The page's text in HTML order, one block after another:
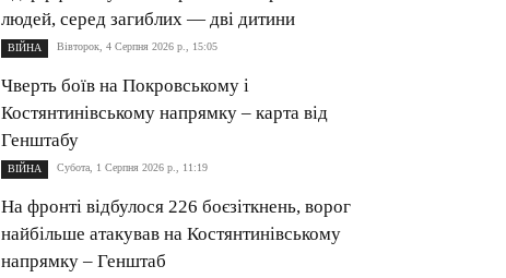
людей, серед загиблих — дві дитини
ВІЙНА Вівторок, 4 Серпня 2026 р., 15:05
Чверть боїв на Покровському і
Костянтинівському напрямку – карта від
Генштабу
ВІЙНА Субота, 1 Серпня 2026 р., 11:19
На фронті відбулося 226 боєзіткнень, ворог
найбільше атакував на Костянтинівському
напрямку – Генштаб